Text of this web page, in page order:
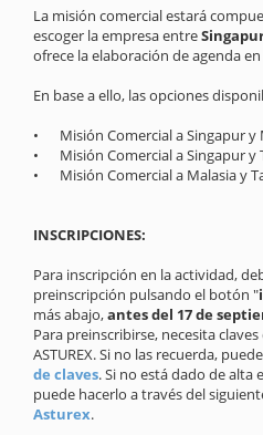
La misión comercial estará
escoger la empresa entre
ofrece la elaboración de agenda
En base a ello, las opciones
•
Misión Comercial a Singapur y
•
Misión Comercial a Singapur y
•
Misión Comercial a Malasia y
INSCRIPCIONES:
Para inscripción en la actividad,
preinscripción pulsando el botón "
más abajo,antes del 17 de
Para preinscribirse, necesita
ASTUREX. Si no las recuerda,
de claves. Si no está dado de alta
puede hacerlo a través del
Asturex.